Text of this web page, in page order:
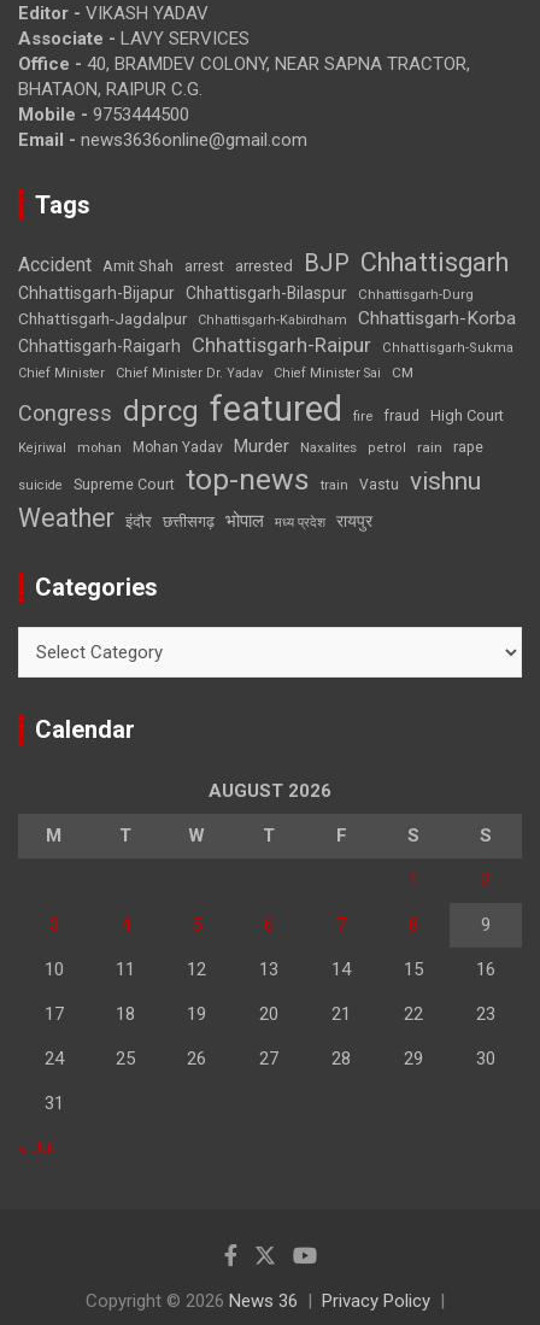
Editor - VIKASH YADAV
Associate - LAVY SERVICES
Office - 40, BRAMDEV COLONY, NEAR SAPNA TRACTOR,
BHATAON, RAIPUR C.G.
Mobile - 9753444500
Email - news3636online@gmail.com
Tags
Accident Amit Shah arrest arrested BJP Chhattisgarh
Chhattisgarh-Bijapur Chhattisgarh-Bilaspur Chhattisgarh-Durg
Chhattisgarh-Jagdalpur Chhattisgarh-Kabirdham Chhattisgarh-Korba
Chhattisgarh-Raigarh Chhattisgarh-Raipur
Chhattisgarh-Sukma
Chief Minister
Chief Minister Dr. Yadav Chief Minister Sai CM
Congress dprcg featured fire fraud High Court
Kejriwal mohan Mohan Yadav Murder Naxalites petrol rain rape
suicide Supreme Court top-news train Vastu vishnu
Weather इंदौर छत्तीसगढ़ भोपाल मध्य प्रदेश रायपुर
Categories
Calendar
AUGUST 2026
M T W T F S S
1 2
3 4 5 6 7 8 9
10 11 12 13 14 15 16
17 18 19 20 21 22 23
24 25 26 27 28 29 30
31
« Jul
Copyright © 2026 News 36
Privacy Policy